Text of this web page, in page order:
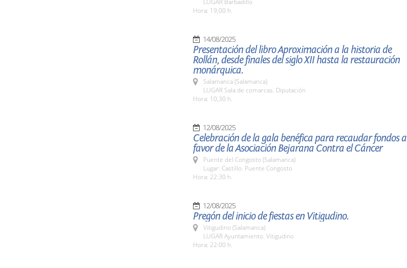
LUGAR Barbadillo
Hora: 19,00 h.
14/08/2025
Presentación del libro Aproximación a la historia de
Rollán, desde finales del siglo XII hasta la restauración
monárquica.
Salamanca (Salamanca)
LUGAR Sala de comarcas. Diputación
Hora: 10,30 h.
12/08/2025
Celebración de la gala benéfica para recaudar fondos a
favor de la Asociación Bejarana Contra el Cáncer
Puente del Congosto (Salamanca)
Lugar: Castillo. Puente Congosto
Hora: 22:30 h.
12/08/2025
Pregón del inicio de fiestas en Vitigudino.
Vitigudino (Salamanca)
LUGAR Ayuntamiento. Vitigudino
Hora: 22:00 h.